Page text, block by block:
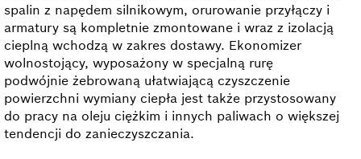
spalin z napędem silnikowym, orurowanie przyłączy i
armatury są kompletnie zmontowane i wraz z izolacją
cieplną wchodzą w zakres dostawy. Ekonomizer
wolnostojący, wyposażony w specjalną rurę
podwójnie żebrowaną ułatwiającą czyszczenie
powierzchni wymiany ciepła jest także przystosowany
do pracy na oleju ciężkim i innych paliwach o większej
tendencji do zanieczyszczania.